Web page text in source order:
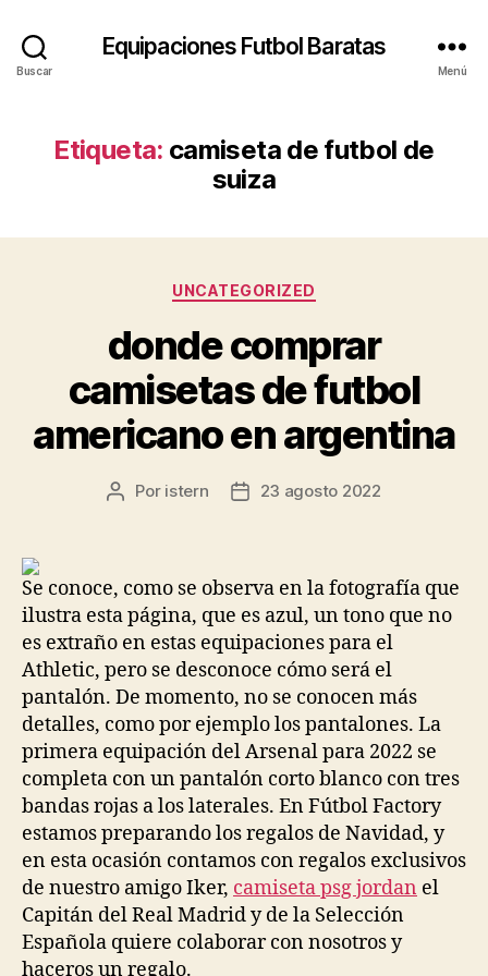
Buscar
Equipaciones Futbol Baratas
Menú
Etiqueta: camiseta de futbol de
suiza
Categorías
UNCATEGORIZED
donde comprar
camisetas de futbol
americano en argentina
Autor
Por istern
Fecha23 agosto 2022
Se conoce, como se observa en la fotografía que
ilustra esta página, que es azul, un tono que no
es extraño en estas equipaciones para el
Athletic, pero se desconoce cómo será el
pantalón. De momento, no se conocen más
detalles, como por ejemplo los pantalones. La
primera equipación del Arsenal para 2022 se
completa con un pantalón corto blanco con tres
bandas rojas a los laterales. En Fútbol Factory
estamos preparando los regalos de Navidad, y
en esta ocasión contamos con regalos exclusivos
de nuestro amigo Iker, camiseta psg jordan el
Capitán del Real Madrid y de la Selección
Española quiere colaborar con nosotros y
haceros un regalo.